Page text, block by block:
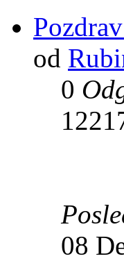
od
0
08